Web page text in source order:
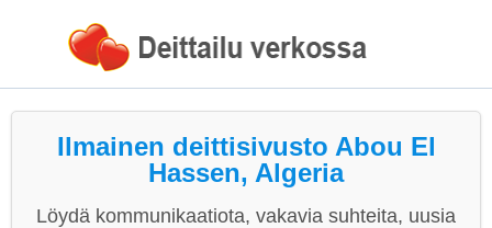
Ilmainen deittisivusto Abou El
Hassen, Algeria
Löydä kommunikaatiota, vakavia suhteita, uusia